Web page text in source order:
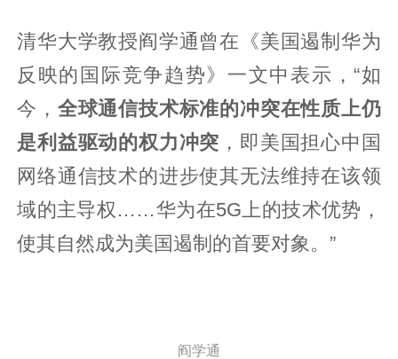
清华大学教授阎学通曾在《美国遏制华为
反映的国际竞争趋势》一文中表示，“如
今， 全球通信技术标准的冲突在性质上仍
是利益驱动的权力冲突 ，即美国担心中国
网络通信技术的进步使其无法维持在该领
域的主导权……华为在5G上的技术优势，
使其自然成为美国遏制的首要对象。”
阎学通